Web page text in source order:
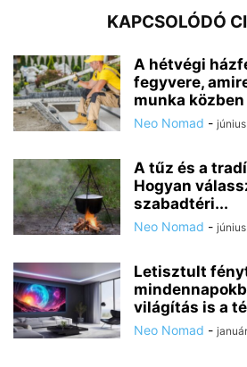
KAPCSOLÓDÓ
A hétvégi
fegyvere,
munka
Neo Nomad -
A tűz és a
Hogyan
szabadtéri...
Neo Nomad -
Letisztult
világítás is a
Neo Nomad -